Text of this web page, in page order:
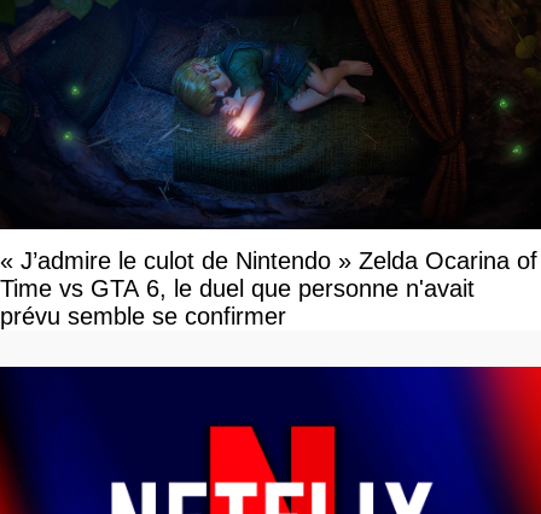
« J’admire le culot de Nintendo » Zelda Ocarina of
Time vs GTA 6, le duel que personne n'avait
prévu semble se confirmer